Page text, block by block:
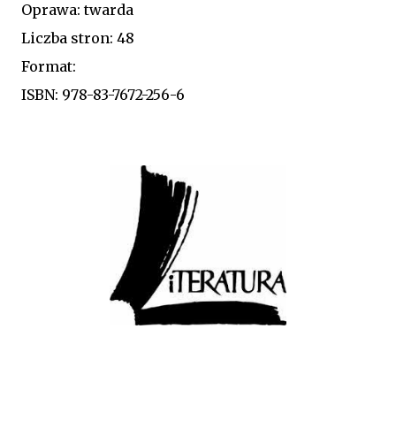
Oprawa: twarda
Liczba stron: 48
Format:
ISBN: 978-83-7672-256-6